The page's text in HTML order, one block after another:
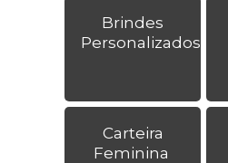
Brindes
Personalizados
Carteira
Feminina